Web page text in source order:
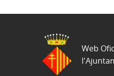
Web